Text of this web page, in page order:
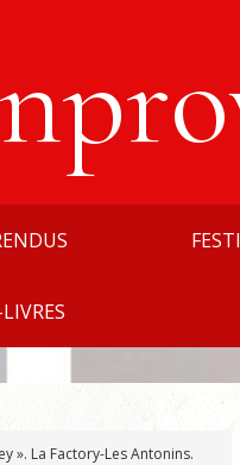
». La Factory-Les Antonins.